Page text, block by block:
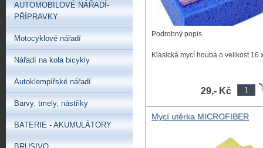
Podrobný popis
Klasická mycí houba o velikost 16
29,- Kč
Mycí utěrka MICROFIBER
z mikrovlákna. Pevná a
AUTOMOBILOVÉ NÁŘADÍ-
PŘÍPRAVKY
Motocyklové nářadí
Nářadí na kola bicykly
Autoklempířské nářadí
Barvy‚ tmely‚ nástřiky
BATERIE - AKUMULÁTORY